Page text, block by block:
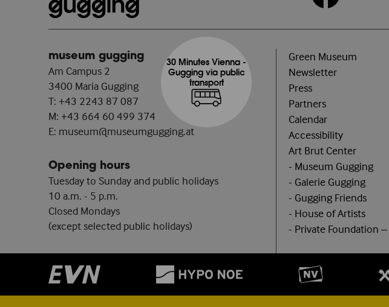
Green Museum
Newsletter
Press
Partners
Calendar
Accessibility
Art Brut Center
- Museum Gugging
- Galerie Gugging
- Gugging Friends
- House of Artists
- Private Foundation
museum gugging
Am Campus 2
3400 Maria Gugging
T: +43 2243 87 087
M: +43 664 60 499 374
E: museum@museumgugging.at
30 Minutes Vienna -
Gugging via public
transport
Opening hours
Tuesday to Sunday and public holidays
10 a.m. - 5 p.m.
Closed Mondays
(except selected public holidays)